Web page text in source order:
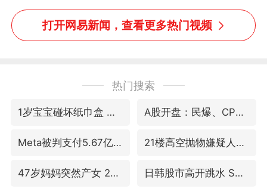
铁棒敲打方才挣脱
险，“拍出来让大家都避
免这个危险”
打开网易新闻，查看更多热门视频
热门搜索
1岁宝宝碰坏纸巾盒 宝妈被索赔924元 A股开盘：民爆、CPO等概念走强
Meta被判支付5.67亿美元 21楼高空抛物嫌疑人被拘留
47岁妈妈突然产女 26岁女儿：很震惊 日韩股市高开跳水 SK海力士下挫转跌